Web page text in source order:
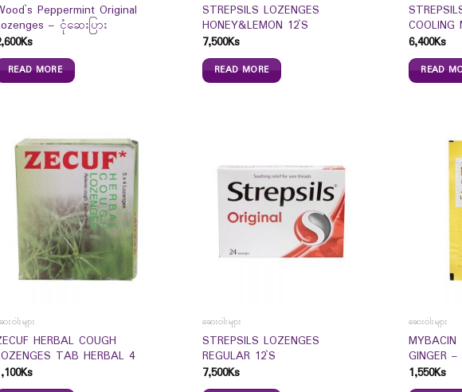
Peppermint Original
– ငုံဆေးပြား
Ks
READ MORE
STREPSILS LOZENGES
HONEY&LEMON 12`S
7,500Ks
READ MORE
COOLING
6,400Ks
READ
းဝါးများ
HERBAL COUGH
TAB HERBAL 4
Ks
ဆေးဝါးများ
STREPSILS LOZENGES
REGULAR 12`S
7,500Ks
ဆေးဝါးများ
MYBACIN
GINGER
1,550Ks